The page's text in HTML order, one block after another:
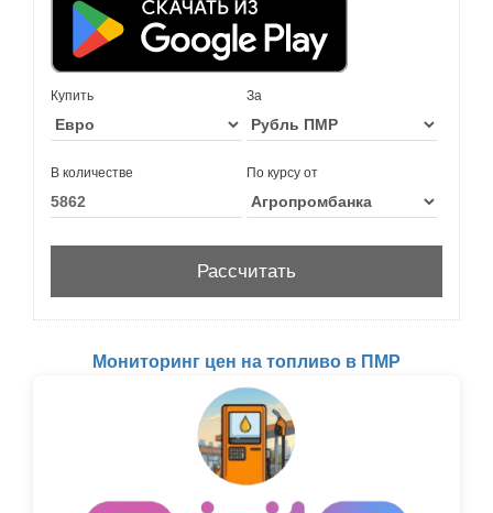
Купить За
В количестве По курсу от
Мониторинг цен на топливо в ПМР